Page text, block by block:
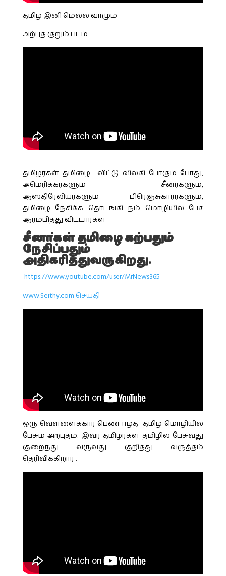
தமிழ் இனி மெல்ல வாழும்
அற்புத குறும் படம்
தமிழர்கள் தமிழை விட்டு விலகி போகும் போது,
அமெரிக்கர்களும் சீனர்களும்,
ஆஸ்திரேலியர்களும் பிரெஞ்சுகாரர்களும்,
தமிழை நேசிக்க தொடங்கி நம் மொழியில் பேச
ஆரம்பித்து விட்டார்கள்
சீனா்கள் தமிழை கற்பதும்
நேசிப்பதும்
அதிகரித்துவருகிறது.
https://www.youtube.com/user/MrNews365
www.Seithy.com செய்தி
ஒரு வெள்ளைக்கார பெண் ஈழத் தமிழ் மொழியில்
பேசும் அற்புதம். இவர் தமிழர்கள் தமிழில் பேசுவது
குறைந்து வருவது குறித்து வருத்தம்
தெரிவிக்கிறார் .